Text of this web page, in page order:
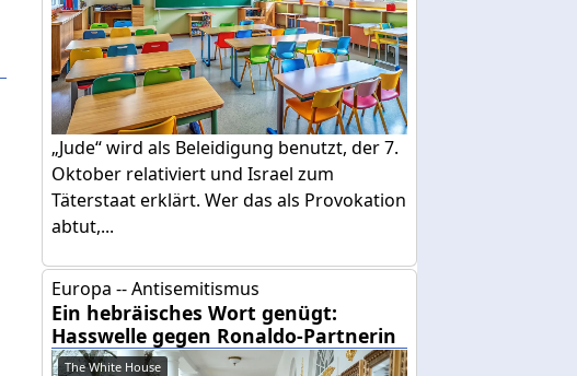
„Jude“ wird als Beleidigung benutzt, der 7.
Oktober relativiert und Israel zum
Täterstaat erklärt. Wer das als Provokation
abtut,...
Europa -- Antisemitismus
Ein hebräisches Wort genügt:
Hasswelle gegen Ronaldo-Partnerin
The White House